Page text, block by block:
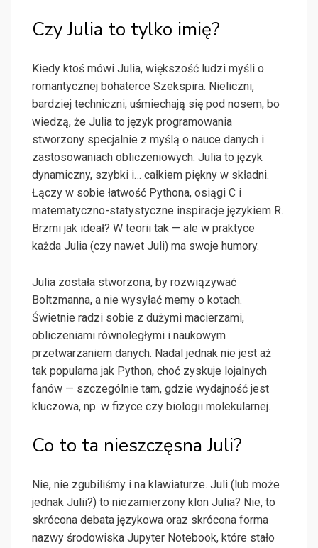
Czy Julia to tylko imię?
Kiedy ktoś mówi Julia, większość ludzi myśli o
romantycznej bohaterce Szekspira. Nieliczni,
bardziej techniczni, uśmiechają się pod nosem, bo
wiedzą, że Julia to język programowania
stworzony specjalnie z myślą o nauce danych i
zastosowaniach obliczeniowych. Julia to język
dynamiczny, szybki i… całkiem piękny w składni.
Łączy w sobie łatwość Pythona, osiągi C i
matematyczno-statystyczne inspiracje językiem R.
Brzmi jak ideał? W teorii tak — ale w praktyce
każda Julia (czy nawet Juli) ma swoje humory.
Julia została stworzona, by rozwiązywać
Boltzmanna, a nie wysyłać memy o kotach.
Świetnie radzi sobie z dużymi macierzami,
obliczeniami równoległymi i naukowym
przetwarzaniem danych. Nadal jednak nie jest aż
tak popularna jak Python, choć zyskuje lojalnych
fanów — szczególnie tam, gdzie wydajność jest
kluczowa, np. w fizyce czy biologii molekularnej.
Co to ta nieszczęsna Juli?
Nie, nie zgubiliśmy i na klawiaturze. Juli (lub może
jednak Julii?) to niezamierzony klon Julia? Nie, to
skrócona debata językowa oraz skrócona forma
nazwy środowiska Jupyter Notebook, które stało